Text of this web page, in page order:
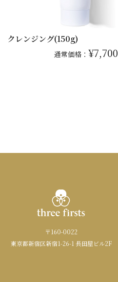
クレンジング(150g)
通常価格： ¥7,700
〒160-0022
東京都新宿区新宿1-26-1 長田屋ビル2F